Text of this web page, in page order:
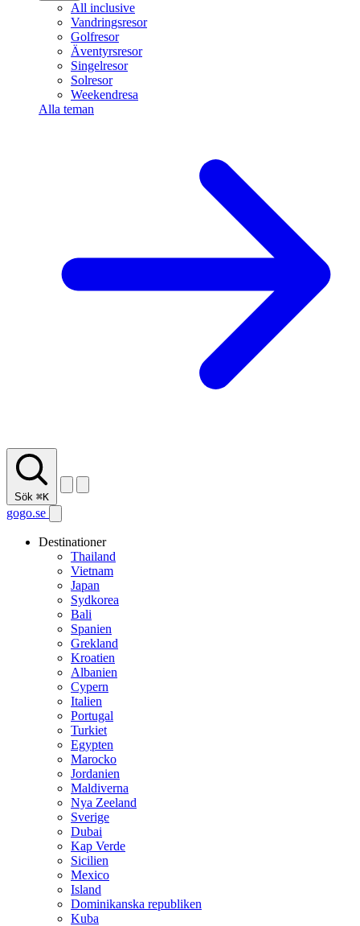
All inclusive
Vandringsresor
Golfresor
Äventyrsresor
Singelresor
Solresor
Weekendresa
Alla teman
Sök ⌘K
gogo.se
Destinationer
Thailand
Vietnam
Japan
Sydkorea
Bali
Spanien
Grekland
Kroatien
Albanien
Cypern
Italien
Portugal
Turkiet
Egypten
Marocko
Jordanien
Maldiverna
Nya Zeeland
Sverige
Dubai
Kap Verde
Sicilien
Mexico
Island
Dominikanska republiken
Kuba